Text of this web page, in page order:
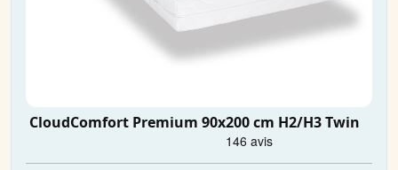
CloudComfort Premium 90x200 cm H2/H3 Twin